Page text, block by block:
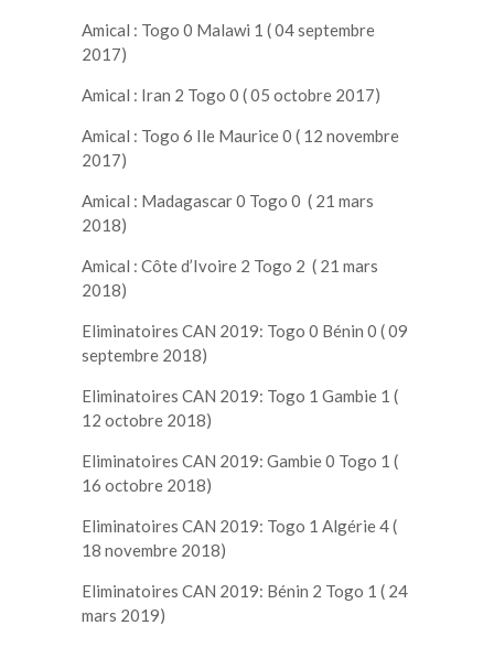
Amical : Togo 0 Malawi 1 ( 04 septembre
2017)
Amical : Iran 2 Togo 0 ( 05 octobre 2017)
Amical : Togo 6 Ile Maurice 0 ( 12 novembre
2017)
Amical : Madagascar 0 Togo 0 ( 21 mars
2018)
Amical : Côte d’Ivoire 2 Togo 2 ( 21 mars
2018)
Eliminatoires CAN 2019: Togo 0 Bénin 0 ( 09
septembre 2018)
Eliminatoires CAN 2019: Togo 1 Gambie 1 (
12 octobre 2018)
Eliminatoires CAN 2019: Gambie 0 Togo 1 (
16 octobre 2018)
Eliminatoires CAN 2019: Togo 1 Algérie 4 (
18 novembre 2018)
Eliminatoires CAN 2019: Bénin 2 Togo 1 ( 24
mars 2019)